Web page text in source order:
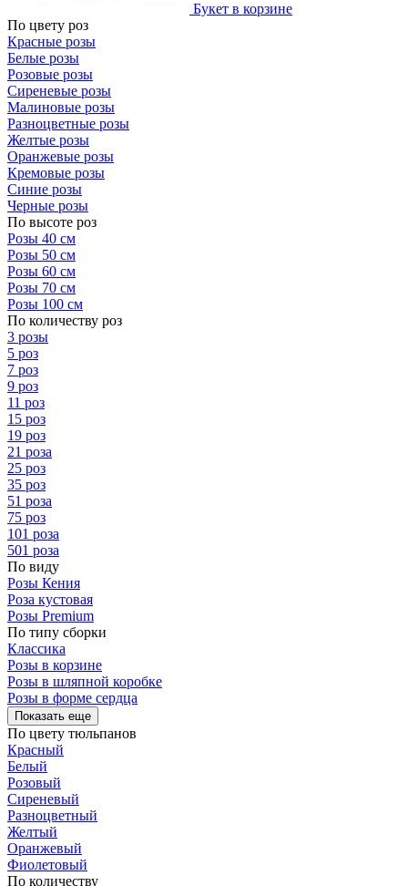
Букет в корзине
По цвету роз
Красные розы
Белые розы
Розовые розы
Сиреневые розы
Малиновые розы
Разноцветные розы
Желтые розы
Оранжевые розы
Кремовые розы
Синие розы
Черные розы
По высоте роз
Розы 40 см
Розы 50 см
Розы 60 см
Розы 70 см
Розы 100 см
По количеству роз
3 розы
5 роз
7 роз
9 роз
11 роз
15 роз
19 роз
21 роза
25 роз
35 роз
51 роза
75 роз
101 роза
501 роза
По виду
Розы Кения
Роза кустовая
Розы Premium
По типу сборки
Классика
Розы в корзине
Розы в шляпной коробке
Розы в форме сердца
Показать еще
По цвету тюльпанов
Красный
Белый
Розовый
Сиреневый
Разноцветный
Желтый
Оранжевый
Фиолетовый
По количеству